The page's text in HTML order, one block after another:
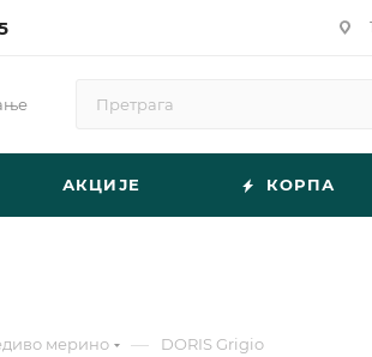
АКЦИЈЕ КОРПА
мерино — DORIS Grigio